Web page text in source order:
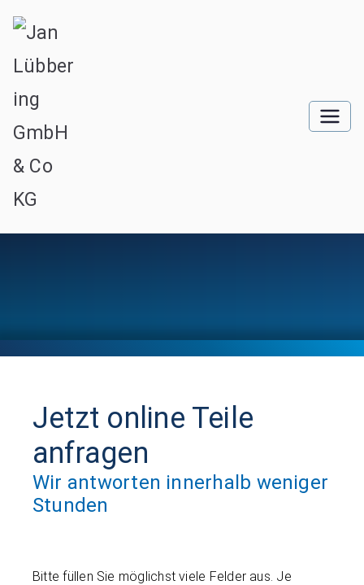
Jetzt online Teile
anfragen
Wir antworten innerhalb weniger
Stunden
Bitte füllen Sie möglichst viele Felder aus. Je